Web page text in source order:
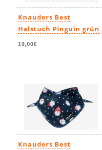
Knauders Best
Halstuch Pinguin grün
10,00€
Knauders Best